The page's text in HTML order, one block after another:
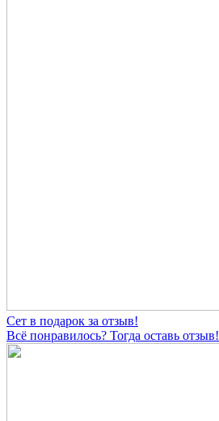
Сет в подарок за отзыв!
Всё понравилось? Тогда оставь отзыв!